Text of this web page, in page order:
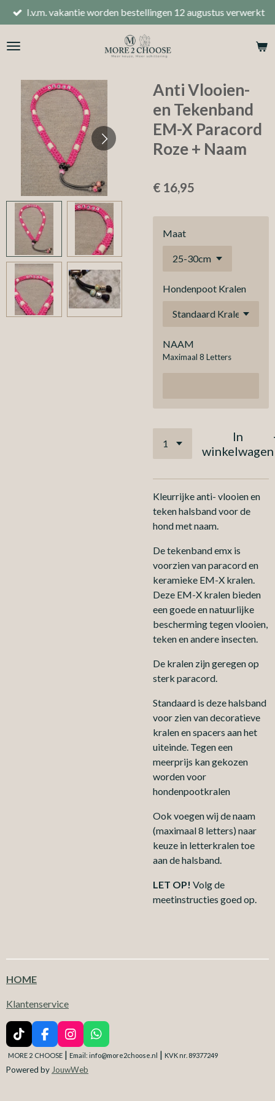
Ga
direct
naar
I.v.m. vakantie worden bestellingen 12 augustus verwerkt
Anti Vlooien-
en Tekenband
EM-X Paracord
Roze + Naam
€ 16,95
Maat
Hondenpoot Kralen
NAAM
Maximaal 8 Letters
In
winkelwagen
Kleurrijke anti- vlooien en
teken halsband voor de
hond met naam.
De tekenband emx is
voorzien van paracord en
keramieke EM-X kralen.
Deze EM-X kralen bieden
een goede en natuurlijke
bescherming tegen vlooien,
teken en andere insecten.
De kralen zijn geregen op
sterk paracord.
Standaard is deze halsband
voor zien van decoratieve
kralen en spacers aan het
uiteinde. Tegen een
meerprijs kan gekozen
worden voor
hondenpootkralen
Ook voegen wij de naam
(maximaal 8 letters) naar
keuze in letterkralen toe
aan de halsband.
LET OP! Volg de
meetinstructies goed op.
HOME
Klantenservice
T
i
T
F
a
e
I
n
t
W
h
MORE 2 CHOOSE | Email: info@more2choose.nl | KVK nr. 89377249
Powered by JouwWeb